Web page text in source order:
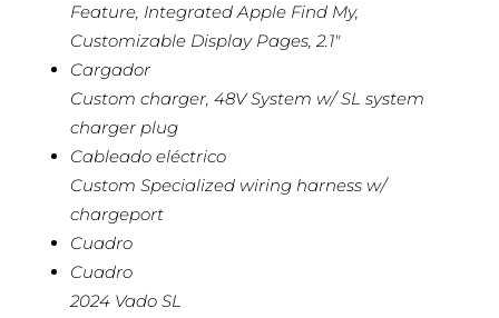
Feature, Integrated Apple Find My,
Customizable Display Pages, 2.1″
Cargador
Custom charger, 48V System w/ SL system
charger plug
Cableado eléctrico
Custom Specialized wiring harness w/
chargeport
Cuadro
Cuadro
2024 Vado SL